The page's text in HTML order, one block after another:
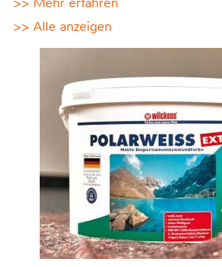
>> Alle anzeigen